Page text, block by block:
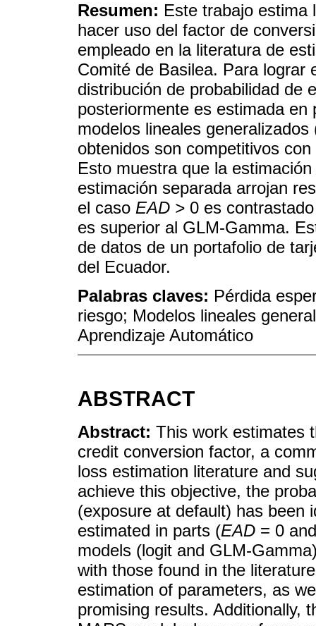
Resumen: Este trabajo estima
hacer uso del factor de
empleado en la literatura de
Comité de Basilea. Para lograr
distribución de probabilidad de
posteriormente es estimada en
modelos lineales
obtenidos son competitivos
Esto muestra que la
estimación separada arrojan
el caso EAD > 0 es
es superior al GLM-Gamma.
de datos de un portafolio de
del Ecuador.
Palabras claves: Pérdida
riesgo; Modelos lineales
Aprendizaje Automático
ABSTRACT
Abstract: This work estimates
credit conversion factor, a
loss estimation literature and
achieve this objective, the
(exposure at default) has been
estimated in parts (EAD = 0
models (logit and GLM-
with those found in the
estimation of parameters, as
promising results. Additionally,